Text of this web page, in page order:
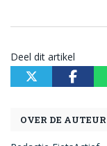
Deel dit artikel
OVER DE AUTEUR